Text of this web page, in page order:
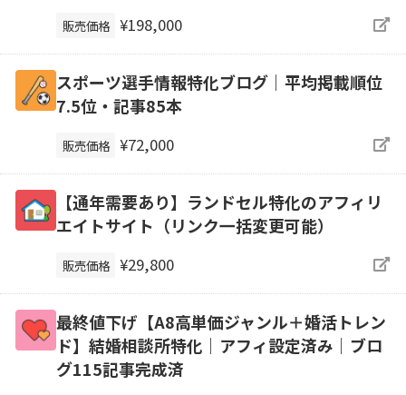
販売価格 ¥198,000
スポーツ選手情報特化ブログ｜平均掲載順位
7.5位・記事85本
販売価格 ¥72,000
【通年需要あり】ランドセル特化のアフィリ
エイトサイト（リンク一括変更可能）
販売価格 ¥29,800
最終値下げ【A8高単価ジャンル＋婚活トレン
ド】結婚相談所特化｜アフィ設定済み｜ブロ
グ115記事完成済